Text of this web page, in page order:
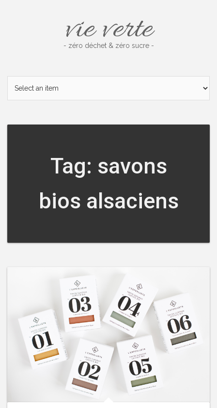
vie verte
- zéro déchet & zéro sucre -
Tag: savons
bios alsaciens